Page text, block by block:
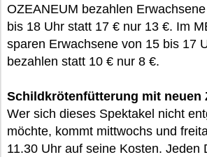
OZEANEUM bezahlen
bis 18 Uhr statt 17 € nur 13 €. Im
sparen Erwachsene von 15 bis 17
bezahlen statt 10 € nur 8 €.
Schildkrötenfütterung mit neuen
Wer sich dieses Spektakel nicht
möchte, kommt mittwochs und
11.30 Uhr auf seine Kosten. Jeden